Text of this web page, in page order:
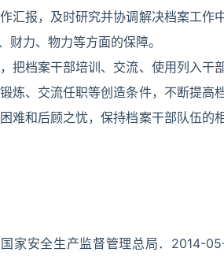
汇报，及时研究并协调解决档案工作
力、物力等方面的保障。
把档案干部培训、交流、使用列入干
炼、交流任职等创造条件，不断提高
难和后顾之忧，保持档案干部队伍的
家安全生产监督管理总局．2014-